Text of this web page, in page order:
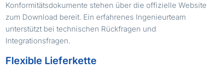
Konformitätsdokumente stehen über die offizielle Website
zum Download bereit. Ein erfahrenes Ingenieurteam
unterstützt bei technischen Rückfragen und
Integrationsfragen.
Flexible Lieferkette